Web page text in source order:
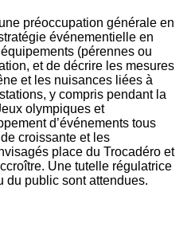
préoccupation générale en
événementielle en
(pérennes ou
et de décrire les mesures
et les nuisances liées à
y compris pendant la
olympiques et
d’événements tous
croissante et les
place du Trocadéro et
Une tutelle régulatrice
du public sont attendues.